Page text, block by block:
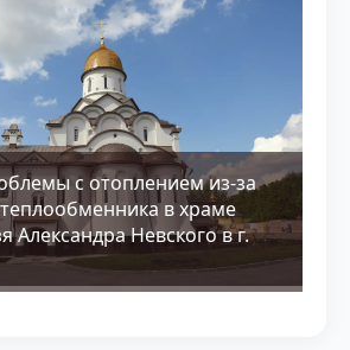
с отоплением из-за
в храме
Александра Невского в г.